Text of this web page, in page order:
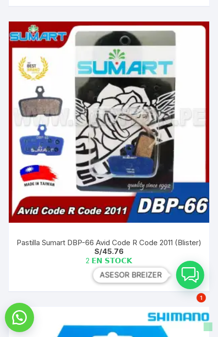
Pastilla Sumart DBP-66 Avid Code R Code 2011 (Blister)
S/45.76
2 𝗘𝗡 𝗦𝗧𝗢𝗖𝗞
ASESOR BREIZER
1